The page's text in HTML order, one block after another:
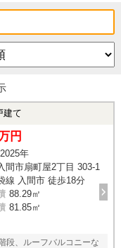
建て
円
年
間市扇町屋2丁目 303-1
線 入間市 徒歩18分
88.29㎡
81.85㎡
段、ルーフバルコニーな